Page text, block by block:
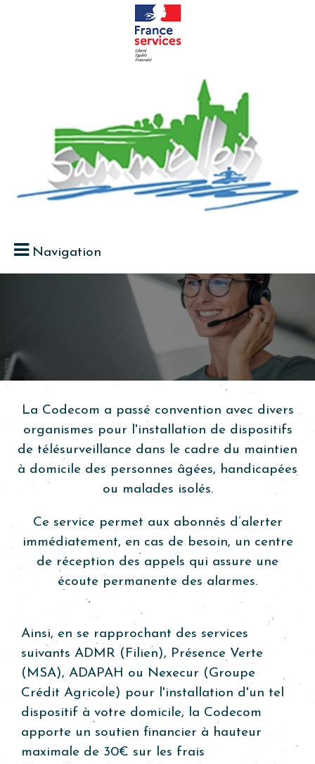
Navigation
La Codecom a passé convention avec divers
organismes pour l'installation de dispositifs
de télésurveillance dans le cadre du maintien
à domicile des personnes âgées, handicapées
ou malades isolés.
Ce service permet aux abonnés d’alerter
immédiatement, en cas de besoin, un centre
de réception des appels qui assure une
écoute permanente des alarmes.
Ainsi, en se rapprochant des services
suivants ADMR (Filien), Présence Verte
(MSA), ADAPAH ou Nexecur (Groupe
Crédit Agricole) pour l'installation d'un tel
dispositif à votre domicile, la Codecom
apporte un soutien financier à hauteur
maximale de 30€ sur les frais